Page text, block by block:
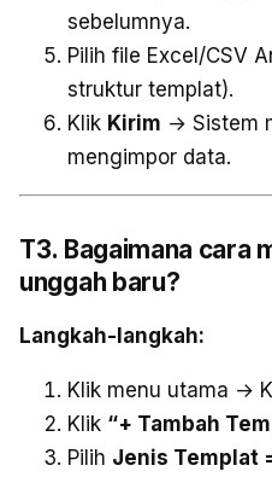
sebelumnya.
Pilih file Excel/CSV
struktur templat).
Klik Kirim → Sistem
mengimpor data.
T3. Bagaimana cara
unggah baru?
Langkah-langkah:
Klik menu utama →
Klik “+ Tambah
Pilih Jenis Templat